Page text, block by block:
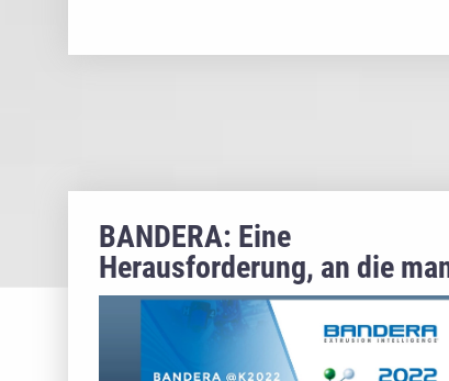
BANDERA: Eine
Herausforderung, an die
Talent herangehen muss